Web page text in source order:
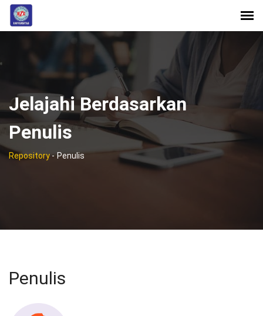
Jelajahi Berdasarkan
Penulis
Repository- Penulis
Penulis